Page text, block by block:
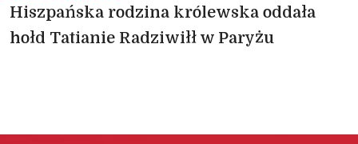
Hiszpańska rodzina królewska oddała
hołd Tatianie Radziwiłł w Paryżu